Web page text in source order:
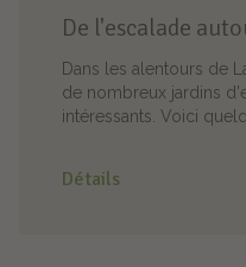
De l'escalade
Dans les alentours de
de nombreux jardins
intéressants. Voici
Détails